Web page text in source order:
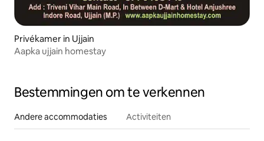
Privékamer in Ujjain
Aapka ujjain homestay
Bestemmingen om te verkennen
Andere accommodaties Activiteiten